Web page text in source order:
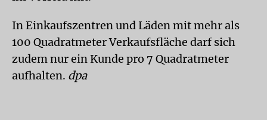
In Einkaufszentren und Läden mit mehr als
100 Quadratmeter Verkaufsfläche darf sich
zudem nur ein Kunde pro 7 Quadratmeter
aufhalten. dpa